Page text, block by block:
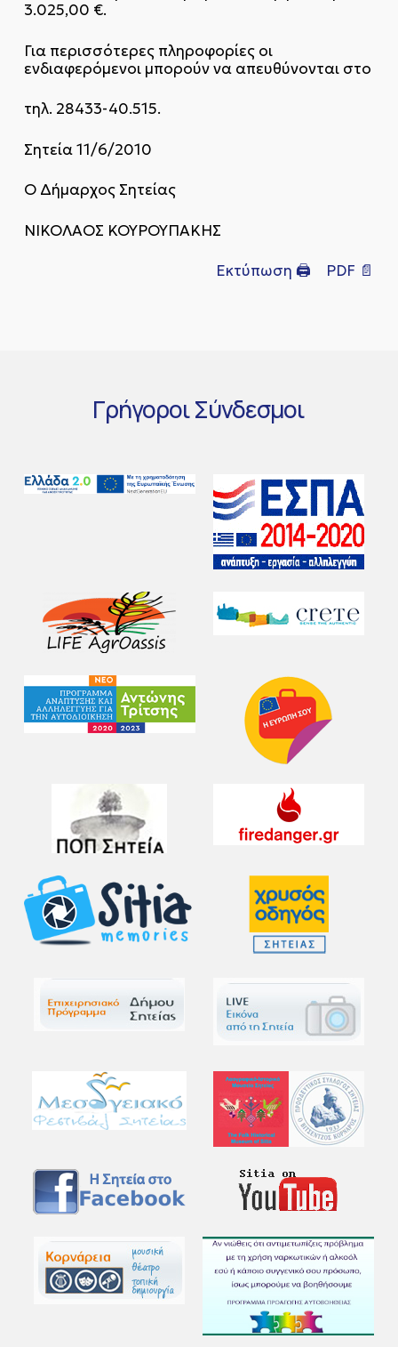
3.025,00 €.
Για περισσότερες πληροφορίες οι
ενδιαφερόμενοι μπορούν να απευθύνονται στο
τηλ. 28433-40.515.
Σητεία 11/6/2010
Ο Δήμαρχος Σητείας
ΝΙΚΟΛΑΟΣ ΚΟΥΡΟΥΠΑΚΗΣ
Εκτύπωση 🖨 PDF 📄
ΓρήγοροιΣύνδεσμοι